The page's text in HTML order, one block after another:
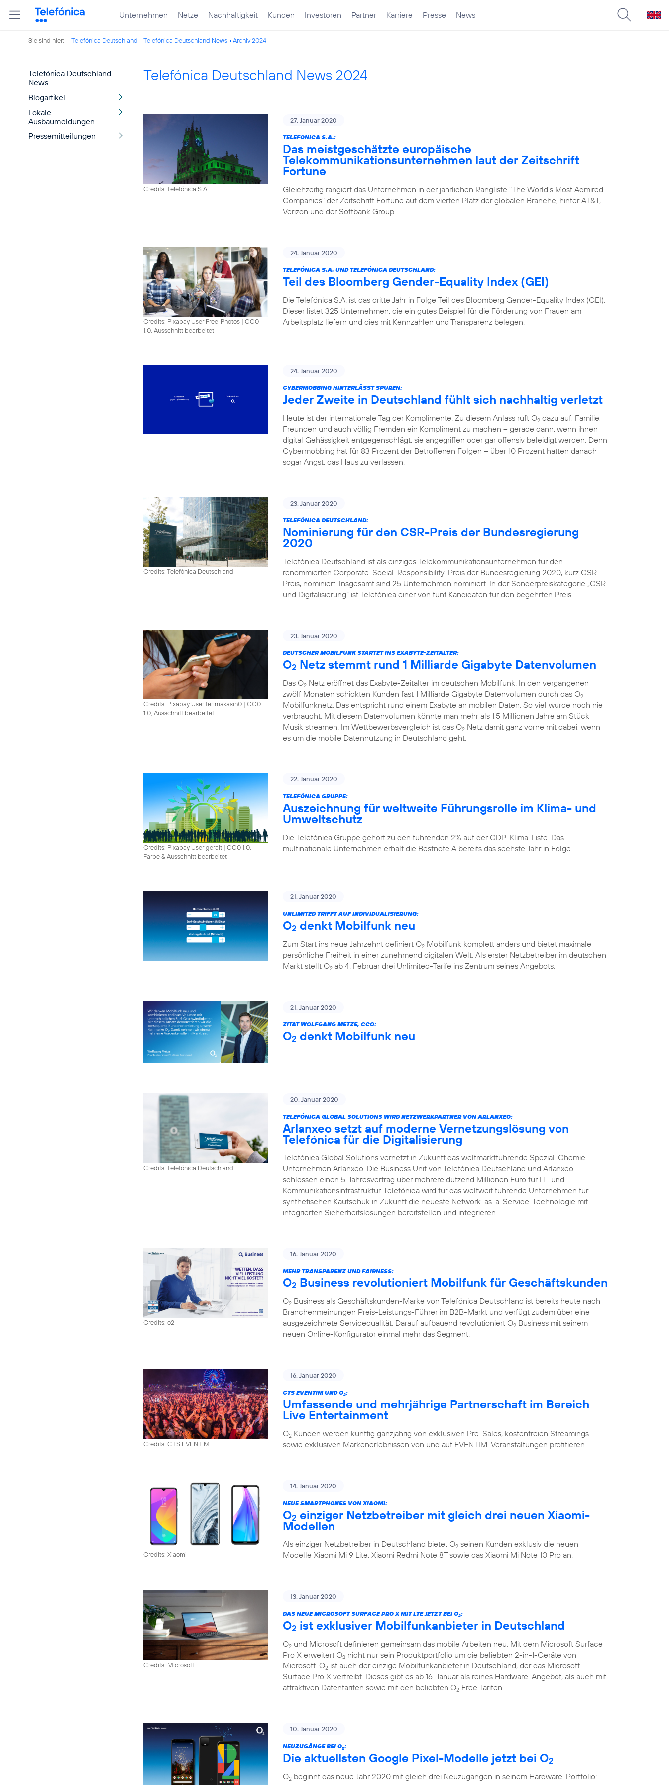
Unternehmen Netze Nachhaltigkeit Kunden Investoren Partner Karriere Presse News
Sie sind hier: Telefónica Deutschland Telefónica Deutschland News Archiv 2024
Telefónica Deutschland
News
Blogartikel
Lokale
Ausbaumeldungen
Pressemitteilungen
Telefónica Deutschland News 2024
Credits: Telefónica S.A.
27. Januar 2020
TELEFONICA S.A.:
Das meistgeschätzte europäische
Telekommunikationsunternehmen laut der Zeitschrift
Fortune
Gleichzeitig rangiert das Unternehmen in der jährlichen Rangliste "The World's Most Admired
Companies" der Zeitschrift Fortune auf dem vierten Platz der globalen Branche, hinter AT&T,
Verizon und der Softbank Group.
Credits: Pixabay User Free-Photos | CC0
1.0, Ausschnitt bearbeitet
24. Januar 2020
TELEFÓNICA S.A. UND TELEFÓNICA DEUTSCHLAND:
Teil des Bloomberg Gender-Equality Index (GEI)
Die Telefónica S.A. ist das dritte Jahr in Folge Teil des Bloomberg Gender-Equality Index (GEI).
Dieser listet 325 Unternehmen, die ein gutes Beispiel für die Förderung von Frauen am
Arbeitsplatz liefern und dies mit Kennzahlen und Transparenz belegen.
24. Januar 2020
CYBERMOBBING HINTERLÄSST SPUREN:
Jeder Zweite in Deutschland fühlt sich nachhaltig verletzt
Heute ist der internationale Tag der Komplimente. Zu diesem Anlass ruft O2 dazu auf, Familie,
Freunden und auch völlig Fremden ein Kompliment zu machen – gerade dann, wenn ihnen
digital Gehässigkeit entgegenschlägt, sie angegriffen oder gar offensiv beleidigt werden. Denn
Cybermobbing hat für 83 Prozent der Betroffenen Folgen – über 10 Prozent hatten danach
sogar Angst, das Haus zu verlassen.
Credits: Telefónica Deutschland
23. Januar 2020
TELEFÓNICA DEUTSCHLAND:
Nominierung für den CSR-Preis der Bundesregierung
2020
Telefónica Deutschland ist als einziges Telekommunikationsunternehmen für den
renommierten Corporate-Social-Responsibility-Preis der Bundesregierung 2020, kurz CSR-
Preis, nominiert. Insgesamt sind 25 Unternehmen nominiert. In der Sonderpreiskategorie „CSR
und Digitalisierung“ ist Telefónica einer von fünf Kandidaten für den begehrten Preis.
Credits: Pixabay User terimakasih0 | CC0
1.0, Ausschnitt bearbeitet
23. Januar 2020
DEUTSCHER MOBILFUNK STARTET INS EXABYTE-ZEITALTER:
O2 Netz stemmt rund 1 Milliarde Gigabyte Datenvolumen
Das O2 Netz eröffnet das Exabyte-Zeitalter im deutschen Mobilfunk: In den vergangenen
zwölf Monaten schickten Kunden fast 1 Milliarde Gigabyte Datenvolumen durch das O2
Mobilfunknetz. Das entspricht rund einem Exabyte an mobilen Daten. So viel wurde noch nie
verbraucht. Mit diesem Datenvolumen könnte man mehr als 1,5 Millionen Jahre am Stück
Musik streamen. Im Wettbewerbsvergleich ist das O2 Netz damit ganz vorne mit dabei, wenn
es um die mobile Datennutzung in Deutschland geht.
Credits: Pixabay User geralt | CC0 1.0,
Farbe & Ausschnitt bearbeitet
22. Januar 2020
TELEFÓNICA GRUPPE:
Auszeichnung für weltweite Führungsrolle im Klima- und
Umweltschutz
Die Telefónica Gruppe gehört zu den führenden 2% auf der CDP-Klima-Liste. Das
multinationale Unternehmen erhält die Bestnote A bereits das sechste Jahr in Folge.
21. Januar 2020
UNLIMITED TRIFFT AUF INDIVIDUALISIERUNG:
O2 denkt Mobilfunk neu
Zum Start ins neue Jahrzehnt definiert O2 Mobilfunk komplett anders und bietet maximale
persönliche Freiheit in einer zunehmend digitalen Welt: Als erster Netzbetreiber im deutschen
Markt stellt O2 ab 4. Februar drei Unlimited-Tarife ins Zentrum seines Angebots.
21. Januar 2020
ZITAT WOLFGANG METZE, CCO:
O2 denkt Mobilfunk neu
Credits: Telefónica Deutschland
20. Januar 2020
TELEFÓNICA GLOBAL SOLUTIONS WIRD NETZWERKPARTNER VON ARLANXEO:
Arlanxeo setzt auf moderne Vernetzungslösung von
Telefónica für die Digitalisierung
Telefónica Global Solutions vernetzt in Zukunft das weltmarktführende Spezial-Chemie-
Unternehmen Arlanxeo. Die Business Unit von Telefónica Deutschland und Arlanxeo
schlossen einen 5-Jahresvertrag über mehrere dutzend Millionen Euro für IT- und
Kommunikationsinfrastruktur. Telefónica wird für das weltweit führende Unternehmen für
synthetischen Kautschuk in Zukunft die neueste Network-as-a-Service-Technologie mit
integrierten Sicherheitslösungen bereitstellen und integrieren.
Credits: o2
16. Januar 2020
MEHR TRANSPARENZ UND FAIRNESS:
O2 Business revolutioniert Mobilfunk für Geschäftskunden
O2 Business als Geschäftskunden-Marke von Telefónica Deutschland ist bereits heute nach
Branchenmeinungen Preis-Leistungs-Führer im B2B-Markt und verfügt zudem über eine
ausgezeichnete Servicequalität. Darauf aufbauend revolutioniert O2 Business mit seinem
neuen Online-Konfigurator einmal mehr das Segment.
Credits: CTS EVENTIM
16. Januar 2020
CTS EVENTIM UND O2:
Umfassende und mehrjährige Partnerschaft im Bereich
Live Entertainment
O2 Kunden werden künftig ganzjährig von exklusiven Pre-Sales, kostenfreien Streamings
sowie exklusiven Markenerlebnissen von und auf EVENTIM-Veranstaltungen profitieren.
Credits: Xiaomi
14. Januar 2020
NEUE SMARTPHONES VON XIAOMI:
O2 einziger Netzbetreiber mit gleich drei neuen Xiaomi-
Modellen
Als einziger Netzbetreiber in Deutschland bietet O2 seinen Kunden exklusiv die neuen
Modelle Xiaomi Mi 9 Lite, Xiaomi Redmi Note 8T sowie das Xiaomi Mi Note 10 Pro an.
Credits: Microsoft
13. Januar 2020
DAS NEUE MICROSOFT SURFACE PRO X MIT LTE JETZT BEI O2:
O2 ist exklusiver Mobilfunkanbieter in Deutschland
O2 und Microsoft definieren gemeinsam das mobile Arbeiten neu. Mit dem Microsoft Surface
Pro X erweitert O2 nicht nur sein Produktportfolio um die beliebten 2-in-1-Geräte von
Microsoft. O2 ist auch der einzige Mobilfunkanbieter in Deutschland, der das Microsoft
Surface Pro X vertreibt. Dieses gibt es ab 16. Januar als reines Hardware-Angebot, als auch mit
attraktiven Datentarifen sowie mit den beliebten O2 Free Tarifen.
10. Januar 2020
NEUZUGÄNGE BEI O2:
Die aktuellsten Google Pixel-Modelle jetzt bei O2
O2 beginnt das neue Jahr 2020 mit gleich drei Neuzugängen in seinem Hardware-Portfolio: